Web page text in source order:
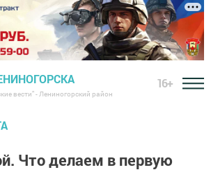
вести" - Лениногорский район
16+
Что делаем в первую